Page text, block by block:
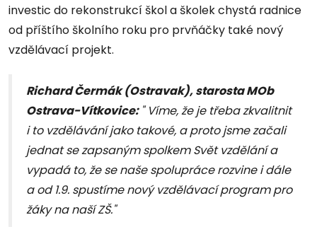
investic do rekonstrukcí škol a školek chystá radnice
od příštího školního roku pro prvňáčky také nový
vzdělávací projekt.
Richard Čermák (Ostravak), starosta MOb
Ostrava-Vítkovice: " Víme, že je třeba zkvalitnit
i to vzdělávání jako takové, a proto jsme začali
jednat se zapsaným spolkem Svět vzdělání a
vypadá to, že se naše spolupráce rozvine i dále
a od 1.9. spustíme nový vzdělávací program pro
žáky na naší ZŠ."